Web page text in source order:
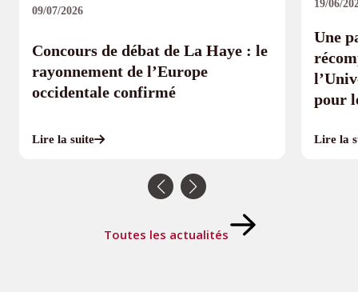
09/07/2026
Concours de débat de La Haye : le
rayonnement de l’Europe
occidentale confirmé
Lire la suite
19/06/
Une
pour
Lire la
Toutes les actualités